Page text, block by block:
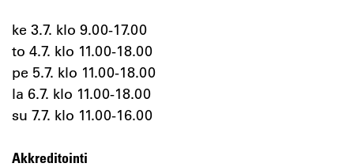
ke 3.7. klo 9.00-17.00
to 4.7. klo 11.00-18.00
pe 5.7. klo 11.00-18.00
la 6.7. klo 11.00-18.00
su 7.7. klo 11.00-16.00
Akkreditointi